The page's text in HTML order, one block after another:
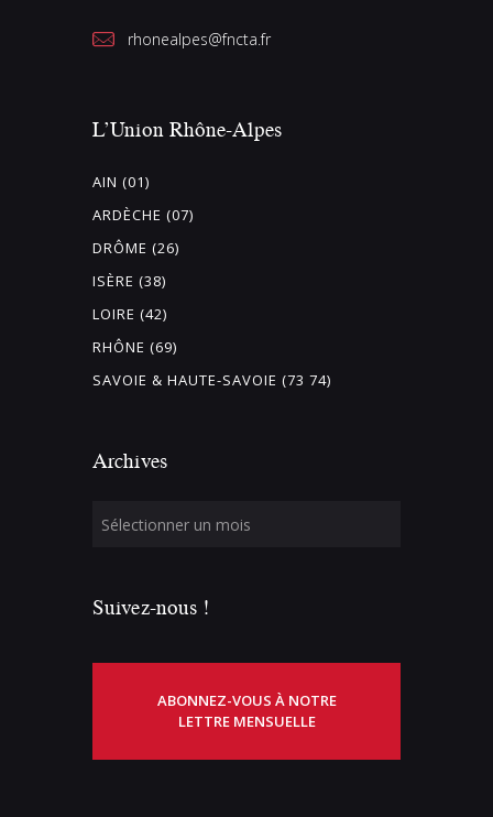
rhonealpes@fncta.fr
L’Union Rhône-Alpes
AIN (01)
ARDÈCHE (07)
DRÔME (26)
ISÈRE (38)
LOIRE (42)
RHÔNE (69)
SAVOIE & HAUTE-SAVOIE (73 74)
Archives
Suivez-nous !
ABONNEZ-VOUS À NOTRE
LETTRE MENSUELLE